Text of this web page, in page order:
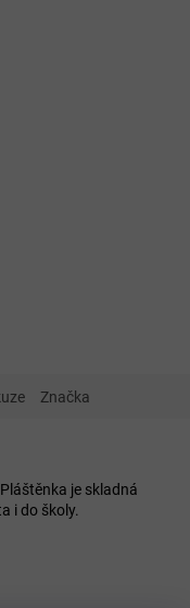
Značka
Pláštěnka je skladná
i do školy.